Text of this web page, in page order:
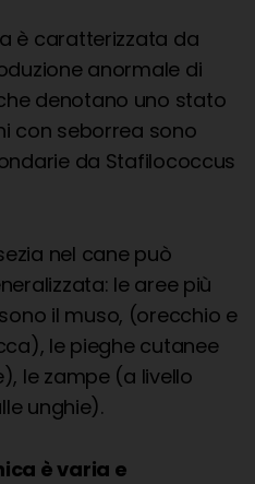
è caratterizzata da
anormale di
denotano uno stato
con seborrea sono
da Stafilococcus
nel cane può
le aree più
il muso, (orecchio e
le pieghe cutanee
le zampe (a livello
unghie).
è varia e